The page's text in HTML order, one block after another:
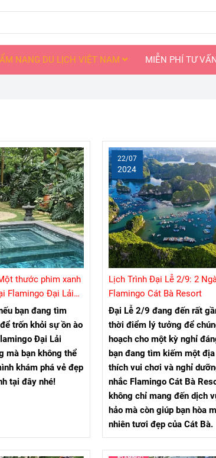
NANG DU LỊCH VIỆT NAM MIỄN PHÍ TƯ
thước phim xanh
Flamingo Đại Lải
bạn đang tìm
trốn khỏi sự ồn ào
Đại Lải
mà bạn không thể
khám phá vẻ đẹp
tại đây nhé!
Lịch Trình Đại Lễ 2/9: 2
Flamingo Cát Bà Resort
22/07
2024
Đại Lễ 2/9 đang đến rất
thời điểm lý tưởng để
hoạch cho một kỳ nghỉ
bạn đang tìm kiếm một
thích vui chơi và nghỉ
nhắc Flamingo Cát Bà
không chỉ mang đến dịch
hảo mà còn giúp bạn hòa
nhiên tươi đẹp của Cát Bà.